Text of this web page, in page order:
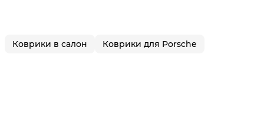
Коврики в салон Коврики для Porsche